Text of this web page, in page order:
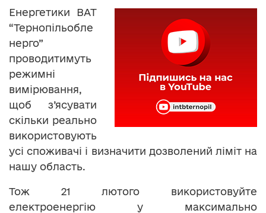
Енергетики ВАТ
“Тернопільобле
нерго”
проводитимуть
режимні
вимірювання,
щоб з’ясувати
скільки реально
використовують
усі споживачі і визначити дозволений ліміт на
нашу область.
Тож 21 лютого використовуйте
електроенергію у максимально